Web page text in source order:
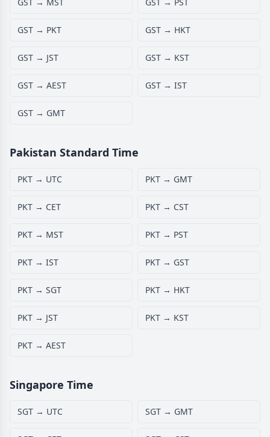
GST → PKT GST → HKT
GST → JST GST → KST
GST → AEST GST → IST
GST → GMT
Pakistan Standard Time
PKT → UTC PKT → GMT
PKT → CET PKT → CST
PKT → MST PKT → PST
PKT → IST PKT → GST
PKT → SGT PKT → HKT
PKT → JST PKT → KST
PKT → AEST
Singapore Time
SGT → UTC SGT → GMT